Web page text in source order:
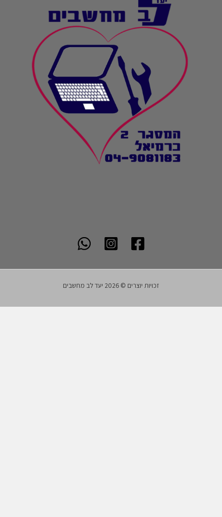
זכויות יוצרים © 2026 יעד לב מחשבים